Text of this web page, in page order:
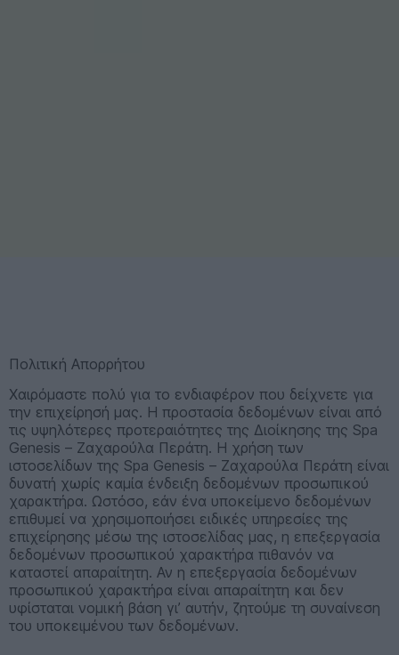
Πολιτική Απορρήτου
Χαιρόμαστε πολύ για το ενδιαφέρον που δείχνετε για
την επιχείρησή μας. Η προστασία δεδομένων είναι από
τις υψηλότερες προτεραιότητες της Διοίκησης της Spa
Genesis – Ζαχαρούλα Περάτη. Η χρήση των
ιστοσελίδων της Spa Genesis – Ζαχαρούλα Περάτη είναι
δυνατή χωρίς καμία ένδειξη δεδομένων προσωπικού
χαρακτήρα. Ωστόσο, εάν ένα υποκείμενο δεδομένων
επιθυμεί να χρησιμοποιήσει ειδικές υπηρεσίες της
επιχείρησης μέσω της ιστοσελίδας μας, η επεξεργασία
δεδομένων προσωπικού χαρακτήρα πιθανόν να
καταστεί απαραίτητη. Αν η επεξεργασία δεδομένων
προσωπικού χαρακτήρα είναι απαραίτητη και δεν
υφίσταται νομική βάση γι’ αυτήν, ζητούμε τη συναίνεση
του υποκειμένου των δεδομένων.